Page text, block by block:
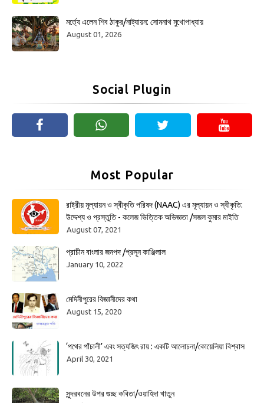
মর্ত্যে এলেন শিব ঠাকুর/নাট্যায়ন: সোমনাথ মুখোপাধ্যায়
August 01, 2026
Social Plugin
Most Popular
রাষ্ট্রীয় মূল্যায়ন ও স্বীকৃতি পরিষদ (NAAC) এর মূল্যায়ন ও স্বীকৃতি:
উদ্দেশ্য ও প্রস্তুতি - কলেজ ভিত্তিক অভিজ্ঞতা /সজল কুমার মাইতি
August 07, 2021
প্রাচীন বাংলার জনপদ /প্রসূন কাঞ্জিলাল
January 10, 2022
মেদিনীপুরের বিজ্ঞানীদের কথা
August 15, 2020
‘পথের পাঁচালী’ এবং সত্যজিৎ রায় : একটি আলোচনা/কোয়েলিয়া বিশ্বাস
April 30, 2021
সুন্দরবনের উপর গুচ্ছ কবিতা/ওয়াহিদা খাতুন